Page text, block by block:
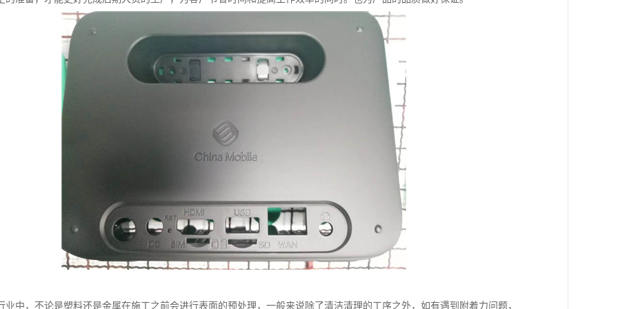
业中，不论是塑料还是金属在施工之前会进行表面的预处理，一般来说除了清洁清理的工序之外，如有遇到附着力问题，